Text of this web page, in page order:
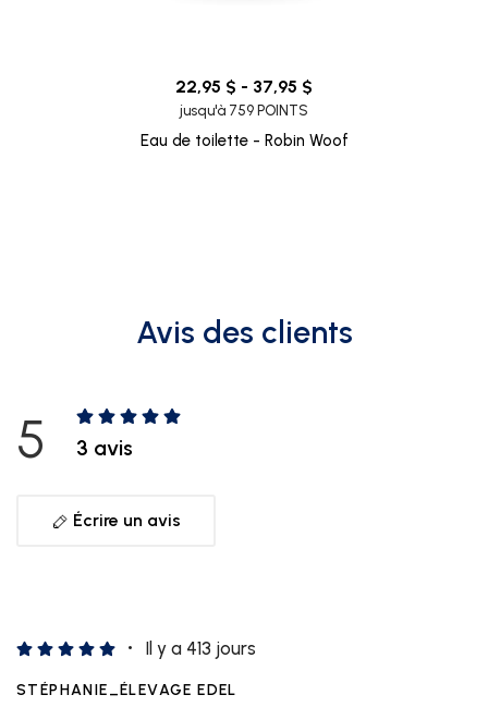
22,95 $ - 37,95 $
jusqu'à 759 POINTS
Eau de toilette - Robin Woof
Avis des clients
5 3 avis
Écrire un avis
Il y a 413 jours
STÉPHANIE_ÉLEVAGE EDEL